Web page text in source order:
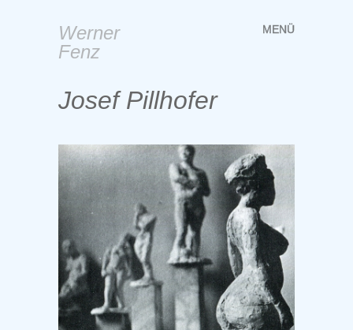
Werner
Fenz
MENÜ
Springe
zum
Josef Pillhofer